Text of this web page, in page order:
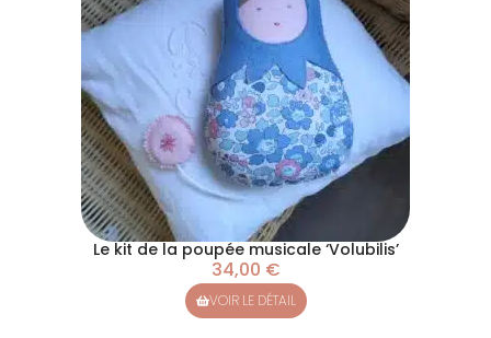
Le kit de la poupée musicale ‘Volubilis’
34,00 €
VOIR LE DÉTAIL